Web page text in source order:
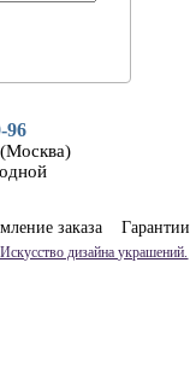
96
заказа Гарантии
дизайна украшений.